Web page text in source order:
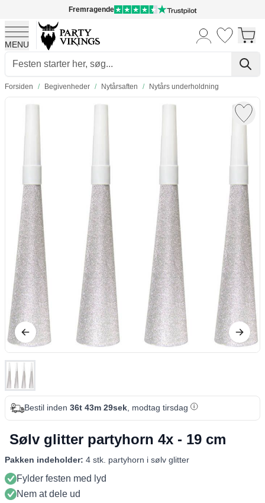
Fremragende
MENU
Skip to Content
Forsiden / Begivenheder / Nytårsaften / Nytårs underholdning
Bestil inden 36t 43m 29sek, modtag tirsdag
Sølv glitter partyhorn 4x - 19 cm
Pakken indeholder: 4 stk. partyhorn i sølv glitter
Fylder festen med lyd
Nem at dele ud